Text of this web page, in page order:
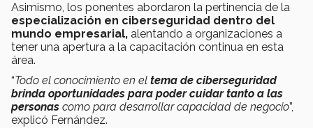
Asimismo, los ponentes abordaron la pertinencia de la
especialización en ciberseguridad dentro del
mundo empresarial, alentando a organizaciones a
tener una apertura a la capacitación continua en esta
área.
“Todo el conocimiento en el tema de ciberseguridad
brinda oportunidades para poder cuidar tanto a las
personas como para desarrollar capacidad de negocio”,
explicó Fernández.